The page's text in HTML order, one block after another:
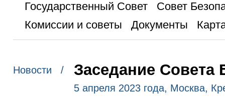
Государственный Совет
Совет
Комиссии и советы
Документы
Новости / Заседание Совета
5 апреля 2023 года, Москва,